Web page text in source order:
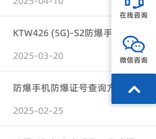
2025-03-20
防爆手机防爆证号查询方法
2025-02-25
在线咨询
微信咨询